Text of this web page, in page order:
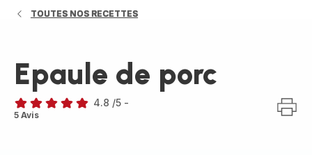
TOUTES NOS RECETTES
Epaule de porc
ratings.4.8
4.8 /5 -
5 Avis